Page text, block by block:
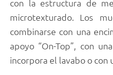
con la estructura de
microtexturado. Los
combinarse con una
apoyo “On-Top”, con
incorpora el lavabo o con